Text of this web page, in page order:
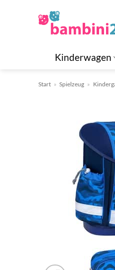
Kinderwagen
Start » Spielzeug »